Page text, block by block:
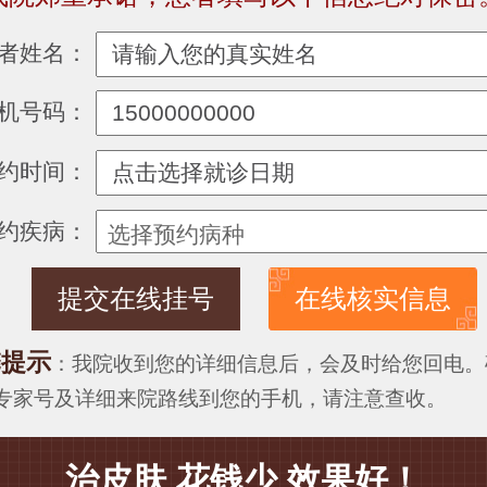
姓名：
号码：
时间：
疾病：
在线核实信息
示 ：我院收到您的详细信息后，会及时给您回电
家号及详细来院路线到您的手机，请注意查收。